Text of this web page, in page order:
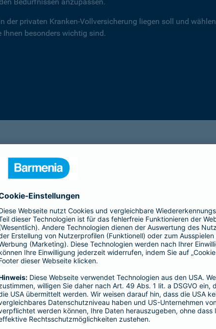
der privaten Kranken-Vollversicherung liegen soll und wählen
Ihnen besonders wichtig sind.
einsA primex
Hochwertiger Schutz mit Schwerpunkt auf
Leistungen in der ambulanten Versorgung.
Hier entscheiden Sie, ob Hausarzt oder
direkt zum Facharzt.
hochwertige ambulante Leistungen
Basisleistung im stationären Bereich
mehr Infos